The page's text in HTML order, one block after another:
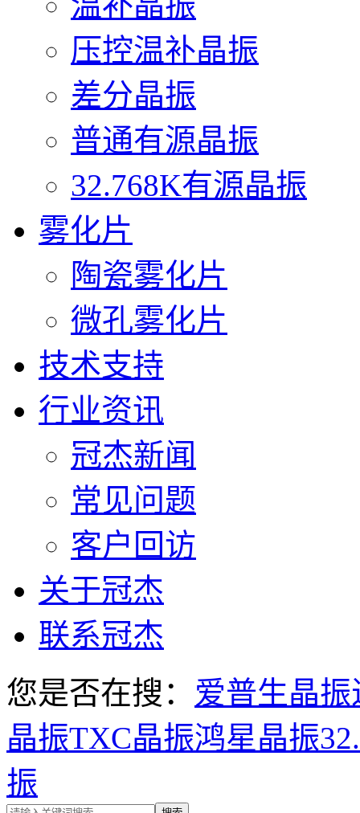
压控温补晶振
差分晶振
普通有源晶振
32.768K有源晶振
雾化片
陶瓷雾化片
微孔雾化片
技术支持
行业资讯
冠杰新闻
常见问题
客户回访
关于冠杰
联系冠杰
您是否在搜： 爱普生晶振
晶振TXC晶振鸿星晶振
振